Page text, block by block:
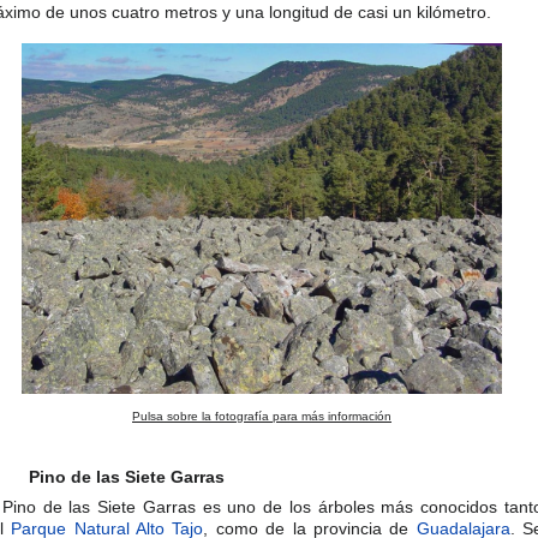
de unos cuatro metros y una longitud de casi un kilómetro.
Pulsa sobre la fotografía para más información
Pino de las Siete Garras
de las Siete Garras es uno de los árboles más conocidos
Parque Natural Alto Tajo , como de la provincia de Guadalajara .